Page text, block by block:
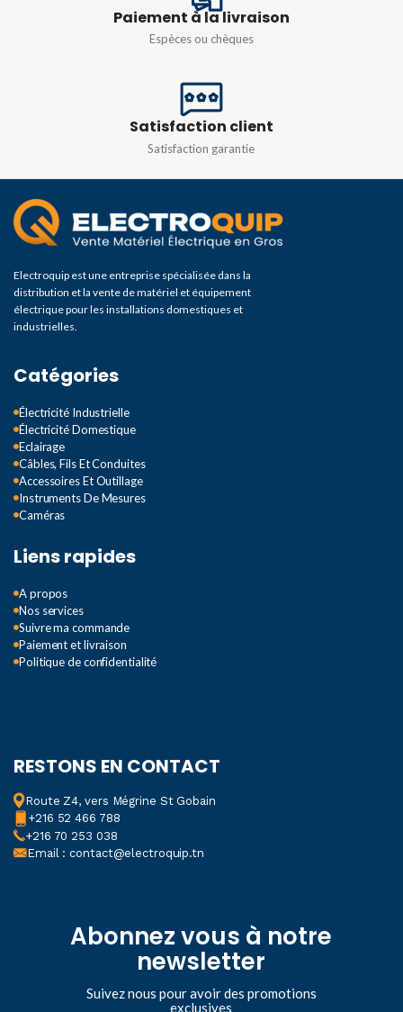
Blanc,Noir
MATIÈRE
MODÈLE
Paiement à la livraison
Espèces ou chèques
Satisfaction client
Satisfaction garantie
Electroquip est une entreprise spécialisée dans la
distribution et la vente de matériel et équipement
électrique pour les installations domestiques et
industrielles.
Catégories
Électricité Industrielle
Électricité Domestique
Eclairage
Câbles, Fils Et Conduites
Accessoires Et Outillage
Instruments De Mesures
Caméras
Liens rapides
A propos
Nos services
Suivre ma commande
Paiement et livraison
Politique de confidentialité
RESTONS EN CONTACT
Route Z4, vers Mégrine St Gobain
+216 52 466 788
+216 70 253 038
Email : contact@electroquip.tn
Abonnez vous à notre
newsletter
Suivez nous pour avoir des promotions
exclusives